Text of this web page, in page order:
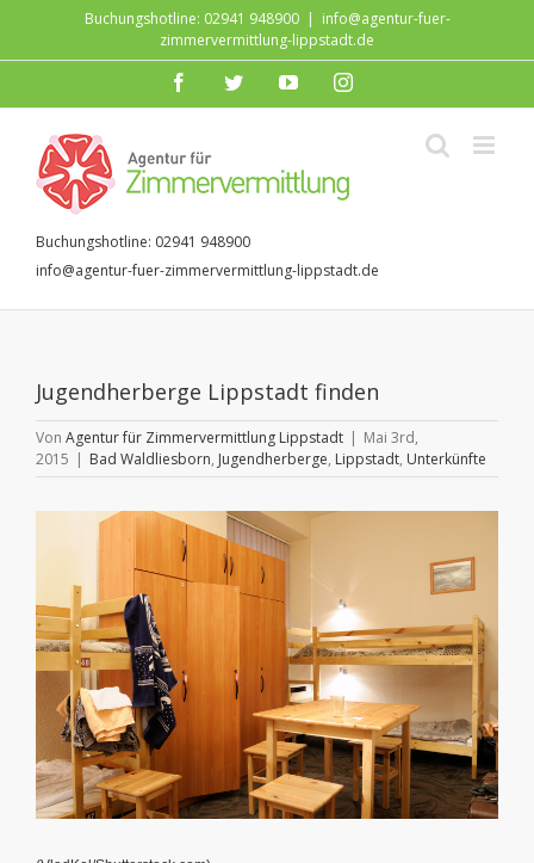
springen
Buchungshotline: 02941 948900 | info@agentur-fuer-
zimmervermittlung-lippstadt.de
facebooktwitter youtubeinstagram
Buchungshotline: 02941 948900
info@agentur-fuer-zimmervermittlung-lippstadt.de
Jugendherberge Lippstadt finden
Von Agentur für Zimmervermittlung Lippstadt | Mai 3rd,
2015 | Bad Waldliesborn, Jugendherberge, Lippstadt, Unterkünfte
grösseres